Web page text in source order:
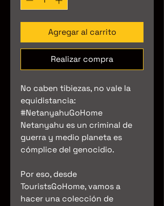
Agregar al carrito
Realizar compra
No caben tibiezas, no vale la
equidistancia:
#NetanyahuGoHome
Netanyahu es un criminal de
guerra y medio planeta es
cómplice del genocidio.
Por eso, desde
TouristsGoHome, vamos a
hacer una colección de